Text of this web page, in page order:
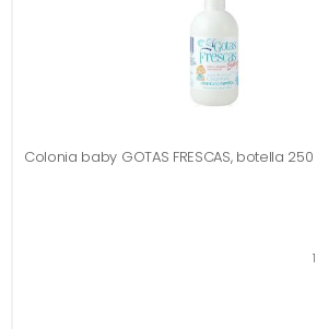
Colonia baby GOTAS FRESCAS, botella